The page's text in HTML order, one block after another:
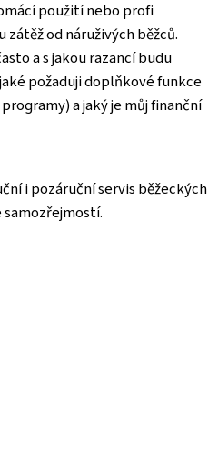
použití nebo profi
od náruživých běžců.
a s jakou razancí budu
požaduji doplňkové funkce
a jaký je můj finanční
i pozáruční servis běžeckých
samozřejmostí.